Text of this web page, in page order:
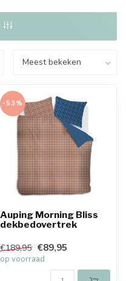
-53%
Auping Morning Bliss
dekbedovertrek
€189,95 €89,95
op voorraad